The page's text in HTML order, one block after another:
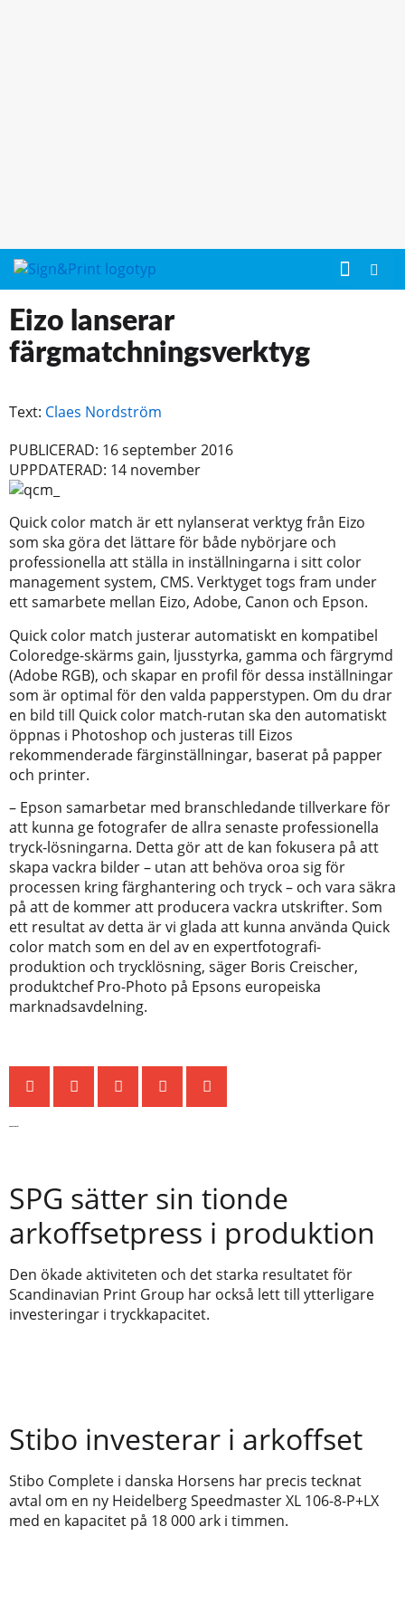
Eizo lanserar
färgmatchningsverktyg
Text: Claes Nordström
PUBLICERAD: 16 september 2016
UPPDATERAD: 14 november
Quick color match är ett nylanserat verktyg från Eizo
som ska göra det lättare för både nybörjare och
professionella att ställa in inställningarna i sitt color
management system, CMS. Verktyget togs fram under
ett samarbete mellan Eizo, Adobe, Canon och Epson.
Quick color match justerar automatiskt en kompatibel
Coloredge-skärms gain, ljusstyrka, gamma och färgrymd
(Adobe RGB), och skapar en profil för dessa inställningar
som är optimal för den valda papperstypen. Om du drar
en bild till Quick color match-rutan ska den automatiskt
öppnas i Photoshop och justeras till Eizos
rekommenderade färginställningar, baserat på papper
och printer.
– Epson samarbetar med branschledande tillverkare för
att kunna ge fotografer de allra senaste professionella
tryck-lösningarna. Detta gör att de kan fokusera på att
skapa vackra bilder – utan att behöva oroa sig för
processen kring färghantering och tryck – och vara säkra
på att de kommer att producera vackra utskrifter. Som
ett resultat av detta är vi glada att kunna använda Quick
color match som en del av en expertfotografi-
produktion och trycklösning, säger Boris Creischer,
produktchef Pro-Photo på Epsons europeiska
marknadsavdelning.
Senaste nytt
SPG sätter sin tionde
arkoffsetpress i produktion
Den ökade aktiviteten och det starka resultatet för
Scandinavian Print Group har också lett till ytterligare
investeringar i tryckkapacitet.
Stibo investerar i arkoffset
Stibo Complete i danska Horsens har precis tecknat
avtal om en ny Heidelberg Speedmaster XL 106-8-P+LX
med en kapacitet på 18 000 ark i timmen.